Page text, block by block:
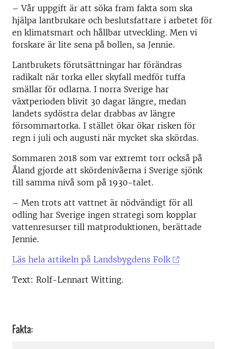
– Vår uppgift är att söka fram fakta som ska
hjälpa lantbrukare och beslutsfattare i arbetet för
en klimatsmart och hållbar utveckling. Men vi
forskare är lite sena på bollen, sa Jennie.
Lantbrukets förutsättningar har förändras
radikalt när torka eller skyfall medför tuffa
smällar för odlarna. I norra Sverige har
växtperioden blivit 30 dagar längre, medan
landets sydöstra delar drabbas av längre
försommartorka. I stället ökar ökar risken för
regn i juli och augusti när mycket ska skördas.
Sommaren 2018 som var extremt torr också på
Åland gjorde att skördenivåerna i Sverige sjönk
till samma nivå som på 1930-talet.
– Men trots att vattnet är nödvändigt för all
odling har Sverige ingen strategi som kopplar
vattenresurser till matproduktionen, berättade
Jennie.
Läs hela artikeln på Landsbygdens Folk
Text: Rolf-Lennart Witting.
Fakta: